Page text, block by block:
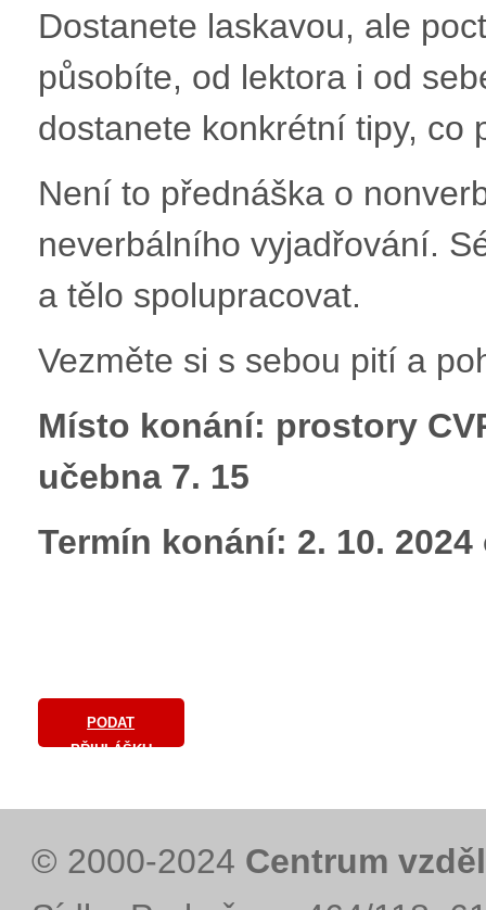
Dostanete laskavou, ale
působíte, od lektora i od
dostanete konkrétní tipy, co
Není to přednáška o
neverbálního vyjadřování.
a tělo spolupracovat.
Vezměte si s sebou pití a
Místo konání: prostory
učebna 7. 15
Termín konání: 2. 10.
PODAT
PŘIHLÁŠKU
© 2000-2024 Centrum